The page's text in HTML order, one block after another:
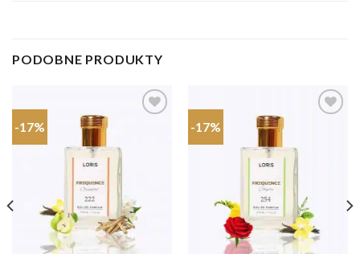
PODOBNE PRODUKTY
-17%
Dodaj do
ulubionych
-17%
Dodaj do